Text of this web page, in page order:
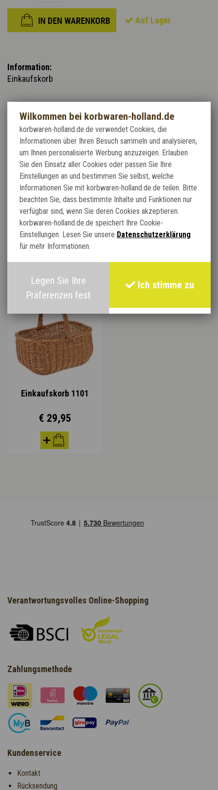
Auf Lager
Information:
Einkaufskorb
Material : Vollweide gekochte
Verwandte Produkte:
Einkaufskorb 1101
€ 29,95
Verantwortungsvolles Online-Shopping
Zahlungsmethode
Kundenservice
Kontakt
Rücksendung
Wilkommen bei korbwaren-holland.de
korbwaren-holland.de.de verwendet Cookies, die
Informationen über Ihren Besuch sammeln und analysieren,
um Ihnen personalisierte Werbung anzuzeigen. Erlauben
Sie den Einsatz aller Cookies oder passen Sie Ihre
Einstellungen an und bestimmen Sie selbst, welche
Informationen Sie mit korbwaren-holland.de.de teilen. Bitte
beachten Sie, dass bestimmte Inhalte und Funktionen nur
verfügbar sind, wenn Sie deren Cookies akzeptieren.
korbwaren-holland.de.de speichert Ihre Cookie-
Einstellungen. Lesen Sie unsere Datenschutzerklärung
für mehr Informationen.
Legen Sie Ihre
Präferenzen fest
Ich stimme zu